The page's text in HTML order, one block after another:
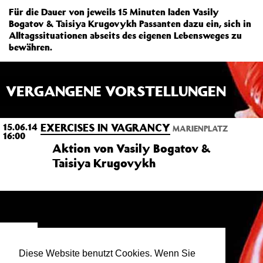
Diese Website benutzt Cookies. Wenn Sie
Für die Dauer von jeweils 15 Minuten laden Vasily
Bogatov & Taisiya Krugovykh Passanten dazu ein, sich in
Alltagssituationen abseits des eigenen Lebensweges zu
bewähren.
VERGANGENE VORSTELLUNGEN
15.06.14
16:00
EXERCISES IN VAGRANCY MARIENPLATZ
Aktion von Vasily Bogatov &
Taisiya Krugovykh
Vasily Bogatov